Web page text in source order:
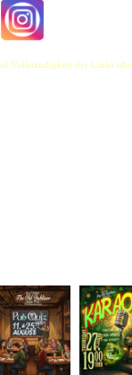
Vollständigkeit der Links